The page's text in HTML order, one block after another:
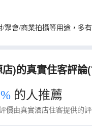
聚會/商業拍攝等用途，多
)的真實住客評論
的人推薦
價由真實酒店住客提供的評